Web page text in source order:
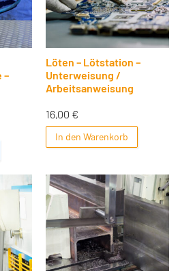
–
Löten – Lötstation –
Unterweisung /
Arbeitsanweisung
16,00 €
In den Warenkorb